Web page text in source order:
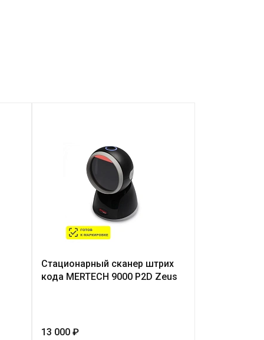
Стационарный сканер штрих
кода MERTECH 9000 P2D Zeus
13 000 ₽